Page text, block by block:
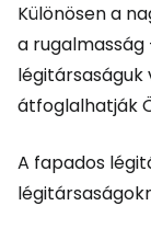
Különösen a
a
légitársaságuk
átfoglalhatják
A fapados